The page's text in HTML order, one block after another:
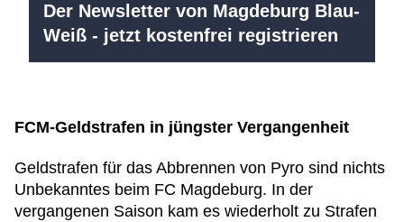
Der Newsletter von Magdeburg Blau-
Weiß - jetzt kostenfrei registrieren
FCM-Geldstrafen in jüngster Vergangenheit
Geldstrafen für das Abbrennen von Pyro sind nichts
Unbekanntes beim FC Magdeburg. In der
vergangenen Saison kam es wiederholt zu Strafen